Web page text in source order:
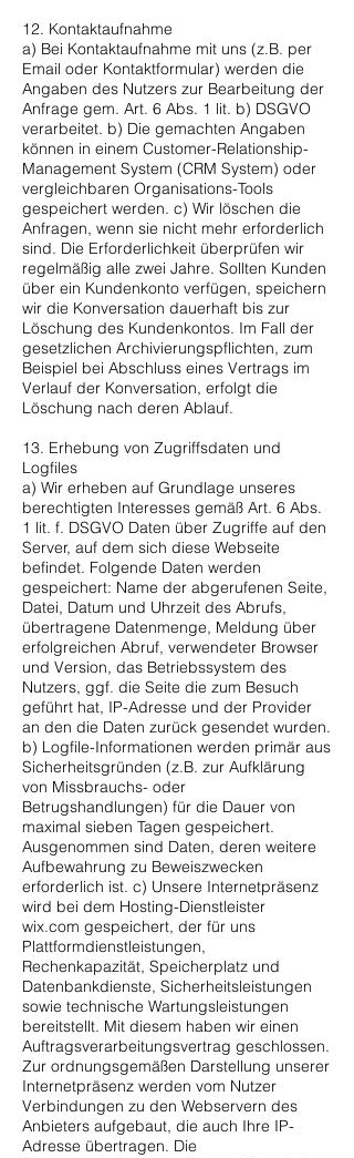
12. Kontaktaufnahme
a) Bei Kontaktaufnahme mit uns (z.B. per
Email oder Kontaktformular) werden die
Angaben des Nutzers zur Bearbeitung der
Anfrage gem. Art. 6 Abs. 1 lit. b) DSGVO
verarbeitet. b) Die gemachten Angaben
können in einem Customer-Relationship-
Management System (CRM System) oder
vergleichbaren Organisations-Tools
gespeichert werden. c) Wir löschen die
Anfragen, wenn sie nicht mehr erforderlich
sind. Die Erforderlichkeit überprüfen wir
regelmäßig alle zwei Jahre. Sollten Kunden
über ein Kundenkonto verfügen, speichern
wir die Konversation dauerhaft bis zur
Löschung des Kundenkontos. Im Fall der
gesetzlichen Archivierungspflichten, zum
Beispiel bei Abschluss eines Vertrags im
Verlauf der Konversation, erfolgt die
Löschung nach deren Ablauf.
13. Erhebung von Zugriffsdaten und
Logfiles
a) Wir erheben auf Grundlage unseres
berechtigten Interesses gemäß Art. 6 Abs.
1 lit. f. DSGVO Daten über Zugriffe auf den
Server, auf dem sich diese Webseite
befindet. Folgende Daten werden
gespeichert: Name der abgerufenen Seite,
Datei, Datum und Uhrzeit des Abrufs,
übertragene Datenmenge, Meldung über
erfolgreichen Abruf, verwendeter Browser
und Version, das Betriebssystem des
Nutzers, ggf. die Seite die zum Besuch
geführt hat, IP-Adresse und der Provider
an den die Daten zurück gesendet wurden.
b) Logfile-Informationen werden primär aus
Sicherheitsgründen (z.B. zur Aufklärung
von Missbrauchs- oder
Betrugshandlungen) für die Dauer von
maximal sieben Tagen gespeichert.
Ausgenommen sind Daten, deren weitere
Aufbewahrung zu Beweiszwecken
erforderlich ist. c) Unsere Internetpräsenz
wird bei dem Hosting-Dienstleister
wix.com gespeichert, der für uns
Plattformdienstleistungen,
Rechenkapazität, Speicherplatz und
Datenbankdienste, Sicherheitsleistungen
sowie technische Wartungsleistungen
bereitstellt. Mit diesem haben wir einen
Auftragsverarbeitungsvertrag geschlossen.
Zur ordnungsgemäßen Darstellung unserer
Internetpräsenz werden vom Nutzer
Verbindungen zu den Webservern des
Anbieters aufgebaut, die auch Ihre IP-
Adresse übertragen. Die